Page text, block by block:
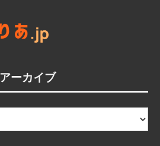
アーカイブ